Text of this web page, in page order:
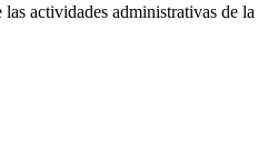
actividades administrativas de la